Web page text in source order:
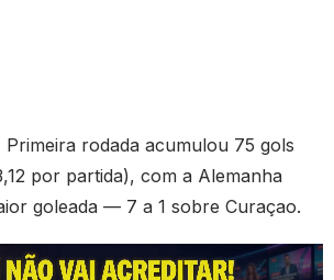
Primeira rodada acumulou 75 gols
por partida), com a Alemanha
goleada — 7 a 1 sobre Curaçao.